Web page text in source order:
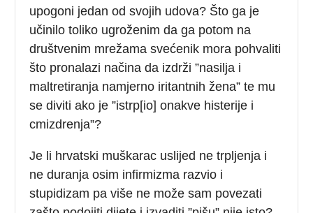
upogoni jedan od svojih udova? Što ga je
učinilo toliko ugroženim da ga potom na
društvenim mrežama svećenik mora pohvaliti
što pronalazi načina da izdrži ”nasilja i
maltretiranja namjerno iritantnih žena” te mu
se diviti ako je ”istrp[io] onakve histerije i
cmizdrenja”?
Je li hrvatski muškarac uslijed ne trpljenja i
ne duranja osim infirmizma razvio i
stupidizam pa više ne može sam povezati